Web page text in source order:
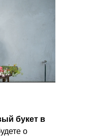
букет в
о